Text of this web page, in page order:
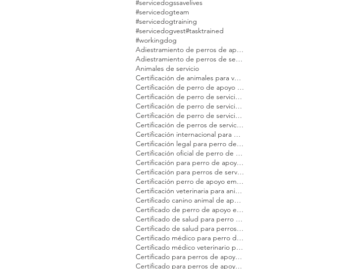
#servicedogssavelives
#servicedogteam
#servicedogtraining
#servicedogvest#tasktrained
#workingdog
Adiestramiento de perros de apoyo emocional Modest Dog
Adiestramiento de perros de servicio Modest Dog
Animales de servicio
Certificación de animales para vuelo en avión Modest Dog
Certificación de perro de apoyo emocional
Certificación de perro de servicio Modest Dog
Certificación de perro de servicio en EE. UU. para adultos
Certificación de perro de servicio para viajeros
Certificación de perros de servicio para viajar en avión Modest Dog
Certificación internacional para perros de servicio Modest Dog
Certificación legal para perro de servicio
Certificación oficial de perro de servicio
Certificación para perro de apoyo emocional Modest Dog
Certificación para perros de servicio
Certificación perro de apoyo emocional
Certificación veterinaria para animales de servicio Modest Dog
Certificado canino animal de apoyo emocional
Certificado de perro de apoyo emocional para avión
Certificado de salud para perro de servicio Modest Dog
Certificado de salud para perros de servicio en EE. UU. Modest Dog
Certificado médico para perro de apoyo emocional Modest Dog
Certificado médico veterinario para viajar Modest Dog
Certificado para perros de apoyo emocional
Certificado para perros de apoyo emocional en Estados Unidos Modest Dog